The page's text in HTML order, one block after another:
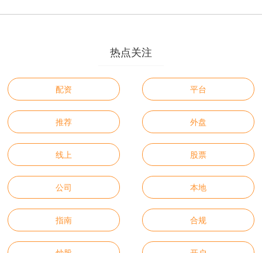
热点关注
配资 平台
推荐 外盘
线上 股票
公司 本地
指南 合规